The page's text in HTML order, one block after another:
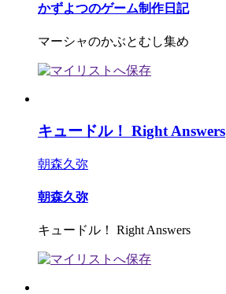
かずよつのゲーム制作日記
マーシャのかぶとむし集め
キュードル！ Right Answers
朝森久弥
朝森久弥
キュードル！ Right Answers